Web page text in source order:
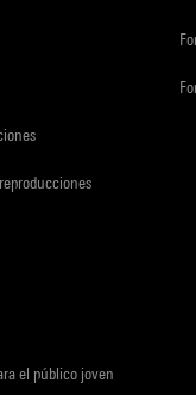
el público joven